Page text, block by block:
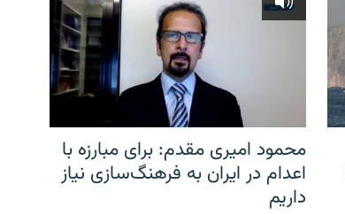
محمود امیری مقدم: برای مبارزه با
اعدام در ایران به فرهنگ‌سازی نیاز
داریم